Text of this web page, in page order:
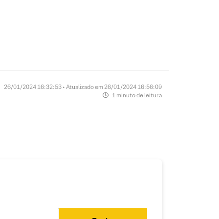
26/01/2024 16:32:53 • Atualizado em 26/01/2024 16:56:09
1 minuto de leitura